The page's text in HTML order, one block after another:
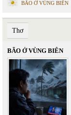
BÃO Ở VÙNG BIÊN
Thơ
BÃO Ở VÙNG BIÊN